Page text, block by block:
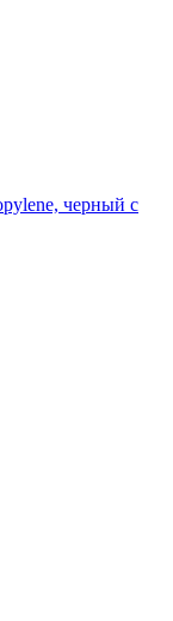
черный с